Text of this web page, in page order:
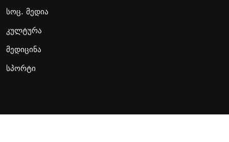
სოც. მედია
კულტურა
მედიცინა
სპორტი